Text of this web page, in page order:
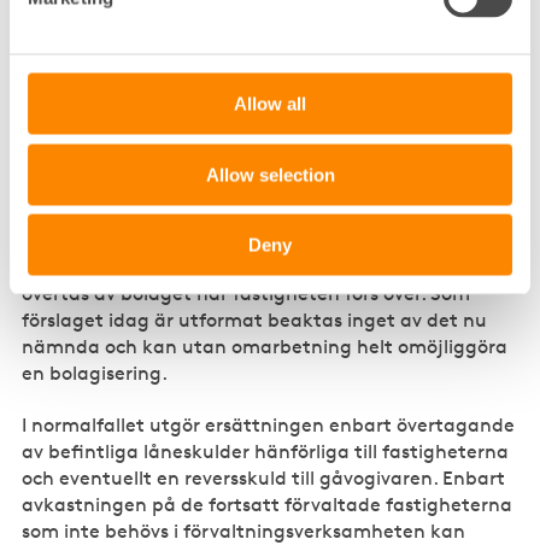
Allow all
Allow selection
Deny
reglerna om det utvidgade reparationsbegreppet
bidrar till denna diskrepans. Skillnaden ger ett
negativt kapitalunderlag som mildras med
om beståndet övertagits genom gåva eller arv.
Banklånens starka koppling till fastigheterna, inte
minst panträtten i dessa medför att en överföring till
ett aktiebolag i praktiken förutsätter att lånen
övertas av bolaget när fastigheten förs över. Som
förslaget idag är utformat beaktas inget av det nu
nämnda och kan utan omarbetning helt omöjliggöra
en bolagisering.
I normalfallet utgör ersättningen enbart övertagande
av befintliga låneskulder hänförliga till fastigheterna
och eventuellt en reversskuld till gåvogivaren. Enbart
avkastningen på de fortsatt förvaltade fastigheterna
som inte behövs i förvaltningsverksamheten kan